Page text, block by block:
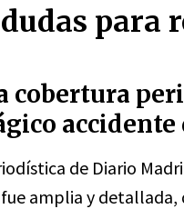
para
cobertura
de Diario
amplia y